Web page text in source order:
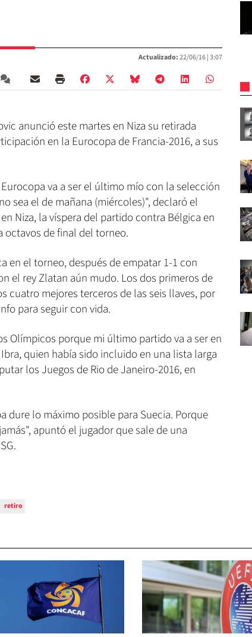
Actualizado:22/06/16 |3:07
anunció este martes en Niza su retirada
en la Eurocopa de Francia-2016, a sus
va a ser el último mío con la selección
sea el de mañana (miércoles)", declaró el
Niza, la víspera del partido contra Bélgica en
octavos de final del torneo.
en el torneo, después de empatar 1-1 con
el rey Zlatan aún mudo. Los dos primeros de
cuatro mejores terceros de las seis llaves, por
para seguir con vida.
Olímpicos porque mi último partido va a ser en
quien había sido incluido en una lista larga
los Juegos de Rio de Janeiro-2016, en
dure lo máximo posible para Suecia. Porque
apuntó el jugador que sale de una
retiro